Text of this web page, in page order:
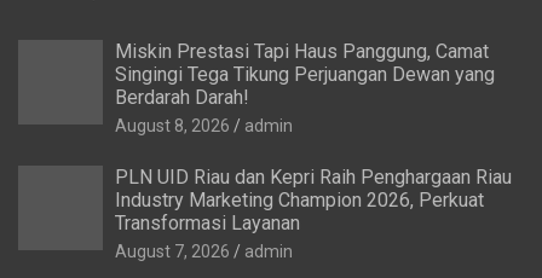
Miskin Prestasi Tapi Haus Panggung, Camat
Singingi Tega Tikung Perjuangan Dewan yang
Berdarah Darah!
August 8, 2026 admin
PLN UID Riau dan Kepri Raih Penghargaan Riau
Industry Marketing Champion 2026, Perkuat
Transformasi Layanan
August 7, 2026 admin